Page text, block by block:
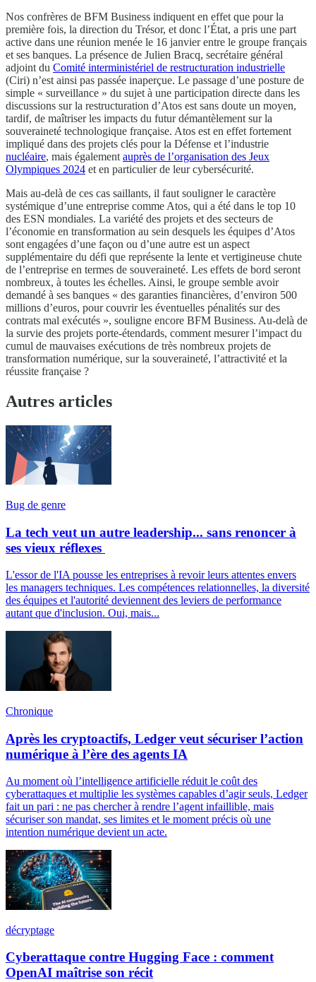
Nos confrères de BFM Business indiquent en effet que pour la
première fois, la direction du Trésor, et donc l’État, a pris une part
active dans une réunion menée le 16 janvier entre le groupe français
et ses banques. La présence de Julien Bracq, secrétaire général
adjoint du Comité interministériel de restructuration industrielle
(Ciri) n’est ainsi pas passée inaperçue. Le passage d’une posture de
simple « surveillance » du sujet à une participation directe dans les
discussions sur la restructuration d’Atos est sans doute un moyen,
tardif, de maîtriser les impacts du futur démantèlement sur la
souveraineté technologique française. Atos est en effet fortement
impliqué dans des projets clés pour la Défense et l’industrie
nucléaire, mais également auprès de l’organisation des Jeux
Olympiques 2024 et en particulier de leur cybersécurité.
Mais au-delà de ces cas saillants, il faut souligner le caractère
systémique d’une entreprise comme Atos, qui a été dans le top 10
des ESN mondiales. La variété des projets et des secteurs de
l’économie en transformation au sein desquels les équipes d’Atos
sont engagées d’une façon ou d’une autre est un aspect
supplémentaire du défi que représente la lente et vertigineuse chute
de l’entreprise en termes de souveraineté. Les effets de bord seront
nombreux, à toutes les échelles. Ainsi, le groupe semble avoir
demandé à ses banques « des garanties financières, d’environ 500
millions d’euros, pour couvrir les éventuelles pénalités sur des
contrats mal exécutés », souligne encore BFM Business. Au-delà de
la survie des projets porte-étendards, comment mesurer l’impact du
cumul de mauvaises exécutions de très nombreux projets de
transformation numérique, sur la souveraineté, l’attractivité et la
réussite française ?
Autres articles
Bug de genre
La tech veut un autre leadership... sans renoncer à
ses vieux réflexes
L'essor de l'IA pousse les entreprises à revoir leurs attentes envers
les managers techniques. Les compétences relationnelles, la diversité
des équipes et l'autorité deviennent des leviers de performance
autant que d'inclusion. Oui, mais...
Chronique
Après les cryptoactifs, Ledger veut sécuriser l’action
numérique à l’ère des agents IA
Au moment où l’intelligence artificielle réduit le coût des
cyberattaques et multiplie les systèmes capables d’agir seuls, Ledger
fait un pari : ne pas chercher à rendre l’agent infaillible, mais
sécuriser son mandat, ses limites et le moment précis où une
intention numérique devient un acte.
décryptage
Cyberattaque contre Hugging Face : comment
OpenAI maîtrise son récit